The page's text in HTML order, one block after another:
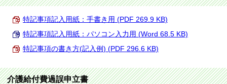
特記事項記入用紙：手書き用 (PDF 269.9 KB)
特記事項記入用紙：パソコン入力用 (Word 68.5 KB)
特記事項の書き方(記入例) (PDF 296.6 KB)
介護給付費過誤申立書